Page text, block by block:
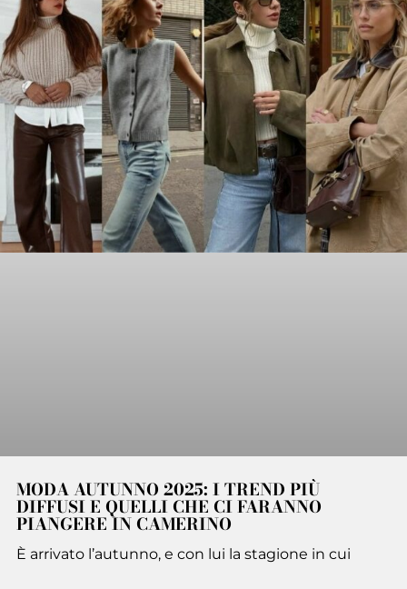
MODA AUTUNNO 2025: I TREND PIÙ
DIFFUSI E QUELLI CHE CI FARANNO
PIANGERE IN CAMERINO
È arrivato l’autunno, e con lui la stagione in cui